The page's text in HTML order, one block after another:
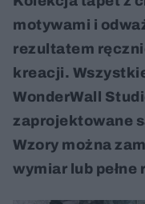
motywami i
rezultatem
kreacji.
WonderWall
zaprojektowane
Wzory można
wymiar lub pełne